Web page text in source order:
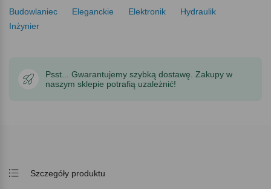
Budowlaniec Eleganckie Elektronik
Hydraulik
Inżynier
Psst... Gwarantujemy szybką dostawę. Zakupy w
naszym sklepie potrafią uzależnić!
Szczegóły produktu